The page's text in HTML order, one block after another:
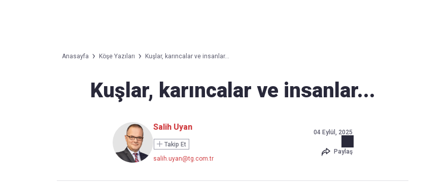
Favori mecralarınızda haber
Anasayfa Köşe Yazıları Kuşlar, karıncalar ve insanlar...
Kuşlar, karıncalar ve insanlar...
Salih Uyan
Takip Et
salih.uyan@tg.com.tr
04 Eylül, 2025
Paylaş